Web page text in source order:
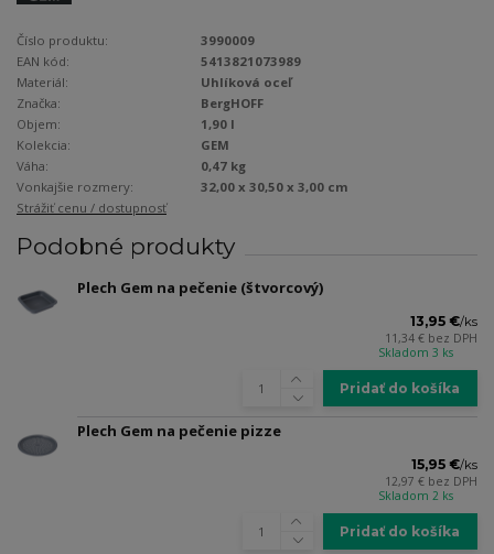
Číslo produktu:
3990009
EAN kód:
5413821073989
Materiál:
Uhlíková oceľ
Značka:
BergHOFF
Objem:
1,90 l
Kolekcia:
GEM
Váha:
0,47 kg
Vonkajšie rozmery:
32,00 x 30,50 x 3,00 cm
Strážiť cenu / dostupnosť
Podobné produkty
Plech Gem na pečenie (štvorcový)
13,95 €/ks
11,34 € bez DPH
Skladom 3 ks
Pridať do košíka
Plech Gem na pečenie pizze
15,95 €/ks
12,97 € bez DPH
Skladom 2 ks
Pridať do košíka